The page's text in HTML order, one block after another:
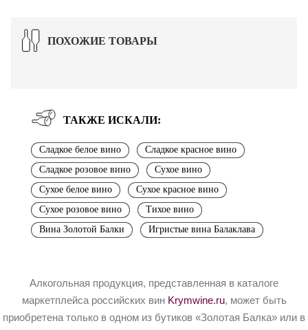
ПОХОЖИЕ ТОВАРЫ
ТАКЖЕ ИСКАЛИ:
Сладкое белое вино
Сладкое красное вино
Сладкое розовое вино
Сухое вино
Сухое белое вино
Сухое красное вино
Сухое розовое вино
Тихое вино
Вина Золотой Балки
Игристые вина Балаклава
Алкогольная продукция, представленная в каталоге
маркетплейса российских вин Krymwine.ru, может быть
приобретена только в одном из бутиков «Золотая Балка» или в